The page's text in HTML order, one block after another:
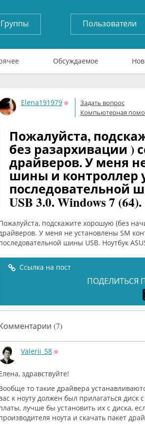
Группы Пользователи
Обсуждаемое
Elena191979
Оффлайн
Задать вопрос
Компьютерная
Пожалуйста,
без разархивации )
драйверов. У меня
шины и контроллер
последовательной
USB 3.0. Windows 7 (64).
подскажите хорошую (без
У меня не установлены SM
шины USB. Ноутбук
Ссылка на пост
ПОДЕЛИТЬСЯ
(7)
Valerii_58
здравствуйте!
то такие драйвера
к ноуту должен был прилагаться
лучше бы установить их с диска,
ноута и скачать пакет